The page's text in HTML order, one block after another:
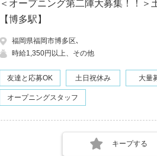
＜オープニング第二陣大募集！！＞
【博多駅】
福岡県福岡市博多区､
時給1,350円以上、その他
友達と応募OK 土日祝休み 大量
オープニングスタッフ
キープする